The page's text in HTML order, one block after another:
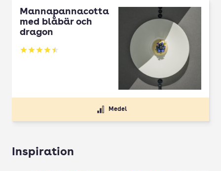
Mannapannacotta
med blåbär och
dragon
Betyg: 4.5 av 5
Medel
Inspiration